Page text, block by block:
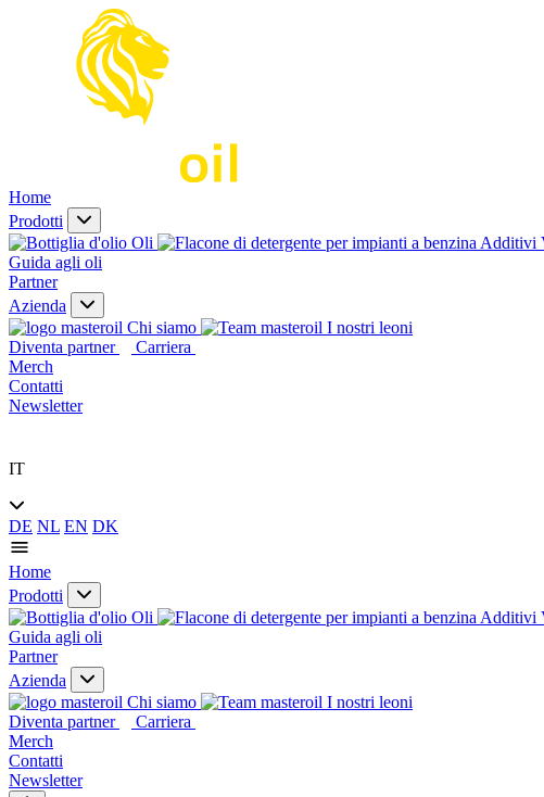
Home
Prodotti
Oli
Additivi
Guida agli oli
Partner
Azienda
Chi siamo
I nostri leoni
Diventa partner
Carriera
Merch
Contatti
Newsletter
IT
DE NL EN DK
Home
Prodotti
Oli
Additivi
Guida agli oli
Partner
Azienda
Chi siamo
I nostri leoni
Diventa partner
Carriera
Merch
Contatti
Newsletter